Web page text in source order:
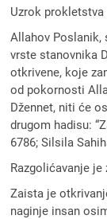
Uzrok
Allahov Poslanik,
vrste stanovnika
otkrivene, koje
od pokornosti
Džennet, niti će
drugom hadisu:
6786; Silsila
Razgolićavanje
Zaista je
naginje insan